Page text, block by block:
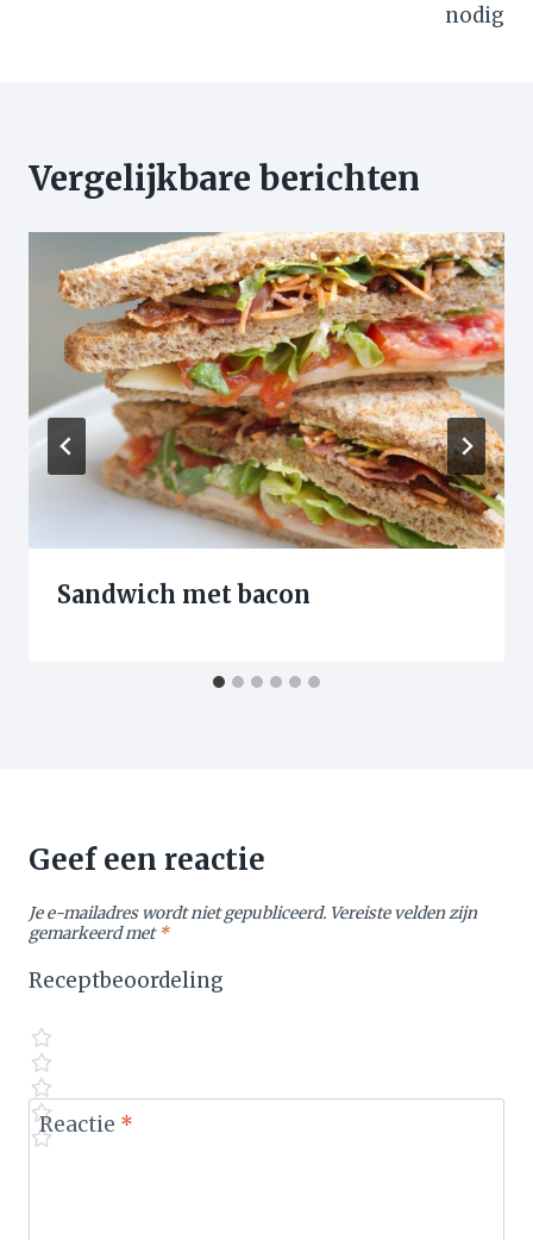
nodig
Vergelijkbare berichten
Sandwich met bacon
Geef een reactie
Je e-mailadres wordt niet gepubliceerd. Vereiste velden zijn
gemarkeerd met*
Receptbeoordeling
Reactie *